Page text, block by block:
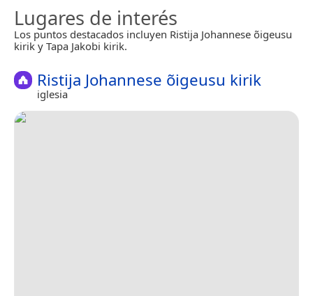
Lugares de interés
Los puntos destacados incluyen Ristija Johannese õigeusu
kirik y Tapa Jakobi kirik.
Ristija Johannese õigeusu kirik
iglesia